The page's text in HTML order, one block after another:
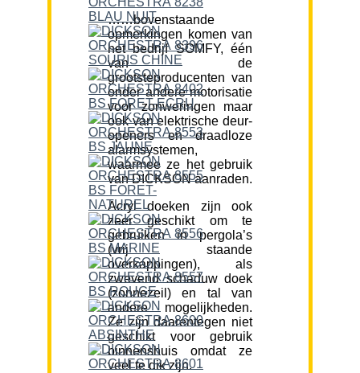
……bovenstaande
opmerkingen komen van
het bedrijf SOMFY, één
van de
grootsteproducenten van
onder andere motorisatie
voor zonweringen maar
ook van elektrische deur-
openers en draadloze
alarmsystemen,
waarmee ze het gebruik
van DICKSON aanraden.
Acryl doeken zijn ook
zeer geschikt om te
gebruiken in pergola’s
(vrij staande
overkappingen), als
zwevend schaduw doek
(zonnezeil) en tal van
andere mogelijkheden.
Ze zijn daarentegen niet
geschikt voor gebruik
binnenshuis omdat ze
veel te dik zijn.